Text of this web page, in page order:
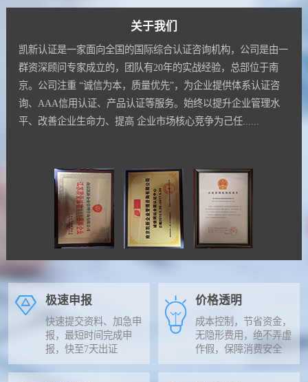
关于我们
凯新认证是一家面向全国的国际综合认证咨询机构，公司是由一
群资深顾问专家成立的，团队有20年的实战经验，总部位于南
京。公司注重 “诚信为本，质量优先”，为企业提供体系认证咨
询、AAA信用认证、产品认证等服务。始终以提升企业管理水
平、改善企业生命力、提高 企业市场核心竞争为己任......
极速申报
快速提交资料、加急申
报，最短时间完成申
报，快至7天出证
价格透明
成本控制，节省资金，
无隐形费用，绝不弄虚
作假，保障消费安全